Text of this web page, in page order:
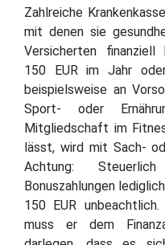
Zahlreiche
mit denen sie
Versicherten
150 EUR im Jahr
beispielsweise an
Sport- oder
Mitgliedschaft im
lässt, wird mit Sach-
Achtung:
Bonuszahlungen
150 EUR
muss er dem